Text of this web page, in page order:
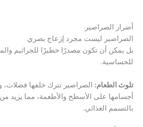
أضرار الصراصير
الصراصير ليست مجرد إزعاج بصري
بل يمكن أن تكون مصدرًا خطيرًا للجراثيم
للحساسية.
تلوث الطعام: الصراصير تترك خلفها فضلات،
أجسامها على الأسطح والأطعمة، مما يزيد من
بالتسمم الغذائي.